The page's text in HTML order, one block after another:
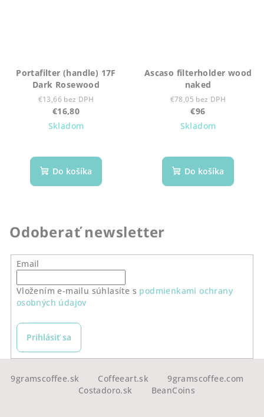
Portafilter (handle) 17F
Dark Rosewood
€13,66 bez DPH
€16,80
Skladom
Do košíka
Ascaso filterholder wood
naked
€78,05 bez DPH
€96
Skladom
Do košíka
Odoberať newsletter
Email
Vložením e-mailu súhlasíte s podmienkami ochrany
osobných údajov
Prihlásiť sa
9gramscoffee.sk Coffeeart.sk
9gramscoffee.com
Costadoro.sk
BeanCoins